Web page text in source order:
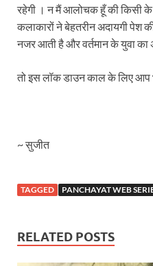
रहेगी । न मैं आलोचक हूँ की किसी के
कलाकारों ने बेहतरीन अदायगी पेश
नजर आती है और वर्तमान के युवा का
तो इस लॉक डाउन काल के लिए आप
~ सुजीत
TAGGED PANCHAYAT WEB
RELATED POSTS